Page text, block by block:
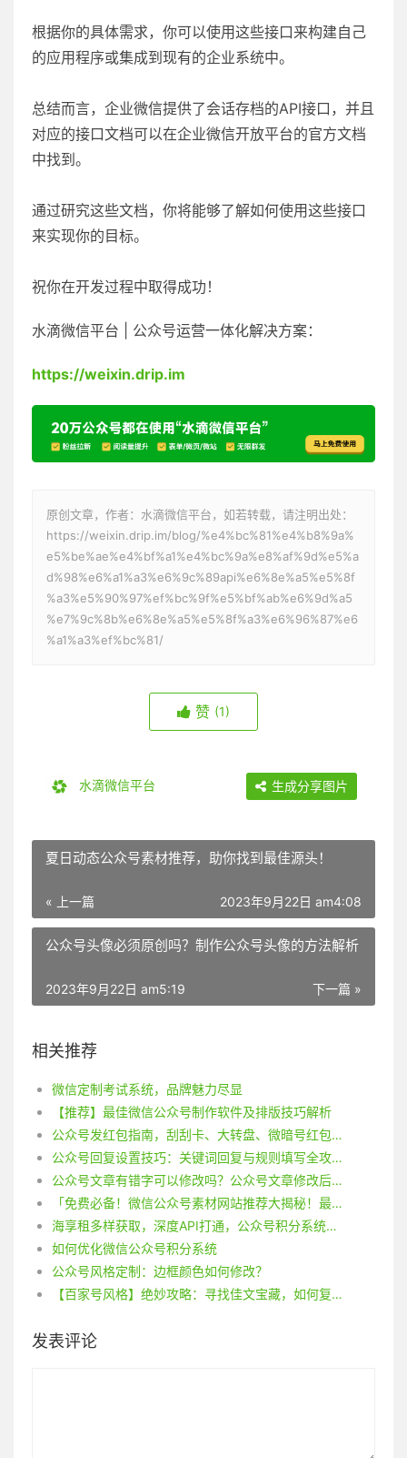
根据你的具体需求，你可以使用这些接口来构建自己
的应用程序或集成到现有的企业系统中。
总结而言，企业微信提供了会话存档的API接口，并且
对应的接口文档可以在企业微信开放平台的官方文档
中找到。
通过研究这些文档，你将能够了解如何使用这些接口
来实现你的目标。
祝你在开发过程中取得成功！
水滴微信平台 | 公众号运营一体化解决方案：
https://weixin.drip.im
原创文章，作者：水滴微信平台，如若转载，请注明出处：
https://weixin.drip.im/blog/%e4%bc%81%e4%b8%9a%
e5%be%ae%e4%bf%a1%e4%bc%9a%e8%af%9d%e5%a
d%98%e6%a1%a3%e6%9c%89api%e6%8e%a5%e5%8f
%a3%e5%90%97%ef%bc%9f%e5%bf%ab%e6%9d%a5
%e7%9c%8b%e6%8e%a5%e5%8f%a3%e6%96%87%e6
%a1%a3%ef%bc%81/
赞 (1)
水滴微信平台 生成分享图片
夏日动态公众号素材推荐，助你找到最佳源头！
« 上一篇 2023年9月22日 am4:08
公众号头像必须原创吗？制作公众号头像的方法解析
下一篇 »
2023年9月22日 am5:19
相关推荐
微信定制考试系统，品牌魅力尽显
【推荐】最佳微信公众号制作软件及排版技巧解析
公众号发红包指南，刮刮卡、大转盘、微暗号红包活动投放详解！
公众号回复设置技巧：关键词回复与规则填写全攻略！
公众号文章有错字可以修改吗？公众号文章修改后要重新发布吗？
「免费必备！微信公众号素材网站推荐大揭秘！最潮模板尽在此！」
海享租多样获取，深度API打通，公众号积分系统渠道更多样
如何优化微信公众号积分系统
公众号风格定制：边框颜色如何修改？
【百家号风格】绝妙攻略：寻找佳文宝藏，如何复制粘贴？
发表评论